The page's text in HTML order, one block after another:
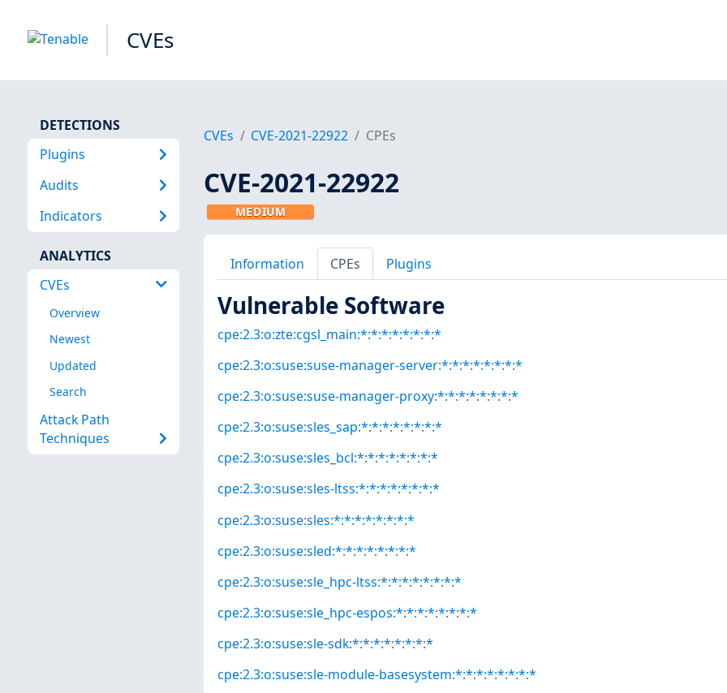
CVEs
DETECTIONS
Plugins
Audits
Indicators
ANALYTICS
CVEs
Overview
Newest
Updated
Search
Attack Path
Techniques
CVEs CVE-2021-22922 CPEs
CVE-2021-22922
MEDIUM
Information CPEs Plugins
Vulnerable Software
cpe:2.3:o:zte:cgsl_main:*:*:*:*:*:*:*:*
cpe:2.3:o:suse:suse-manager-server:*:*:*:*:*:*:*:*
cpe:2.3:o:suse:suse-manager-proxy:*:*:*:*:*:*:*:*
cpe:2.3:o:suse:sles_sap:*:*:*:*:*:*:*:*
cpe:2.3:o:suse:sles_bcl:*:*:*:*:*:*:*:*
cpe:2.3:o:suse:sles-ltss:*:*:*:*:*:*:*:*
cpe:2.3:o:suse:sles:*:*:*:*:*:*:*:*
cpe:2.3:o:suse:sled:*:*:*:*:*:*:*:*
cpe:2.3:o:suse:sle_hpc-ltss:*:*:*:*:*:*:*:*
cpe:2.3:o:suse:sle_hpc-espos:*:*:*:*:*:*:*:*
cpe:2.3:o:suse:sle-sdk:*:*:*:*:*:*:*:*
cpe:2.3:o:suse:sle-module-basesystem:*:*:*:*:*:*:*:*